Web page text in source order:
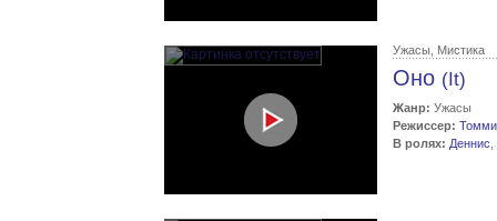
Ужасы, Мистика
Оно (It)
Жанр: Ужасы
Режиссер: Томми
В ролях: Деннис